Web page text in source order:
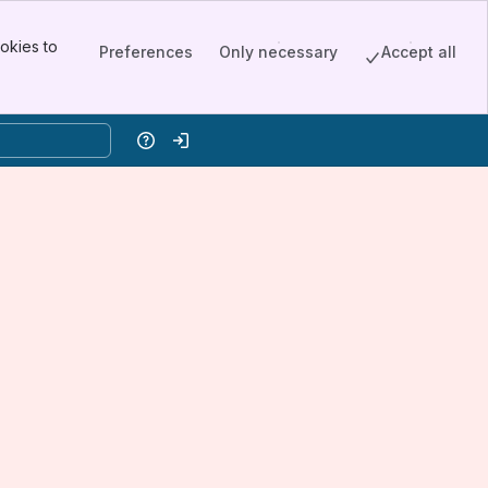
to
Preferences Only necessary Accept all
HelpLog in